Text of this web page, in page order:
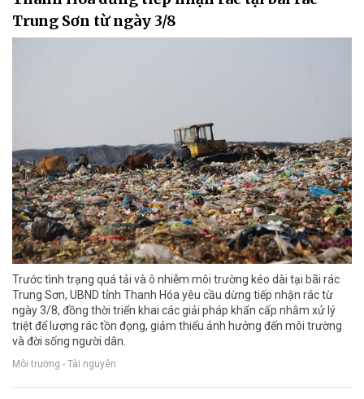
Trung Sơn từ ngày 3/8
Trước tình trạng quá tải và ô nhiễm môi trường kéo dài tại bãi rác
Trung Sơn, UBND tỉnh Thanh Hóa yêu cầu dừng tiếp nhận rác từ
ngày 3/8, đồng thời triển khai các giải pháp khẩn cấp nhằm xử lý
triệt để lượng rác tồn đọng, giảm thiểu ảnh hưởng đến môi trường
và đời sống người dân.
Môi trường - Tài nguyên